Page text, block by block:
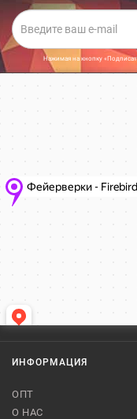
Нажимая на кнопку
ИНФОРМАЦИЯ
ОПТ
О НАС